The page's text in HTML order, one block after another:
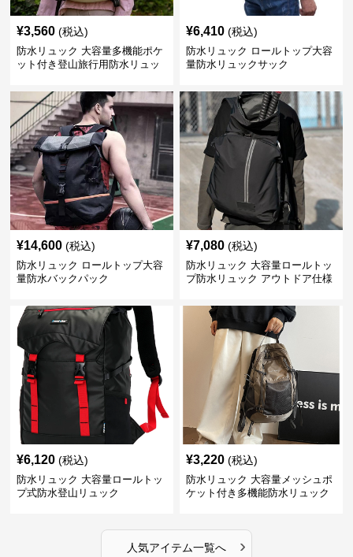
¥3,560 (税込)
防水リュック 大容量多機能ポケ
ット付き登山旅行用防水リュッ
¥6,410 (税込)
防水リュック ロールトップ大容
量防水リュックサック
¥14,600 (税込)
防水リュック ロールトップ大容
量防水バックパック
¥7,080 (税込)
防水リュック 大容量ロールトッ
プ防水リュック アウトドア仕様
¥6,120 (税込)
防水リュック 大容量ロールトッ
プ式防水登山リュック
¥3,220 (税込)
防水リュック 大容量メッシュポ
ケット付き多機能防水リュック
人気アイテム一覧へ ›